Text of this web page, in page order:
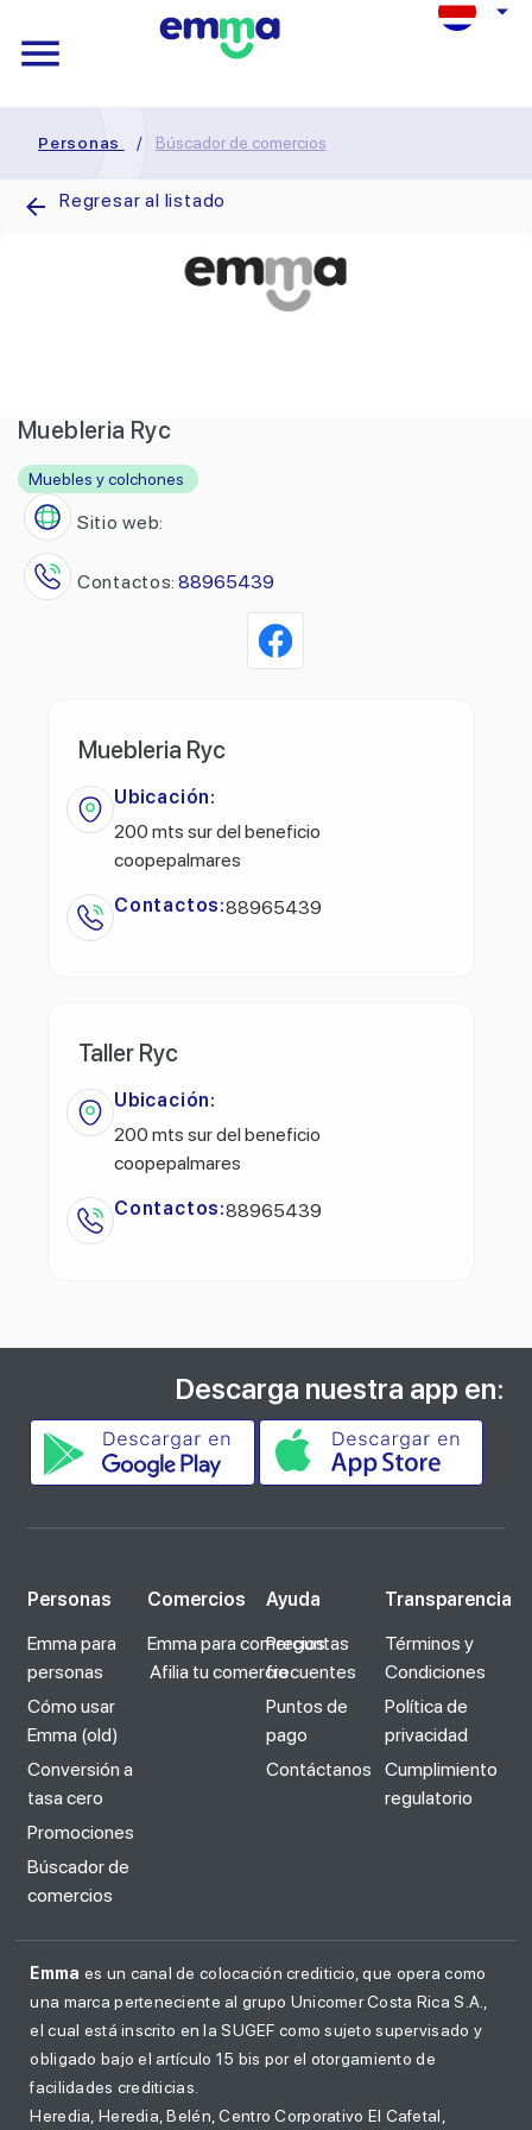
Personas / Búscador de comercios
Regresar al listado
Muebleria Ryc
Muebles y colchones
Sitio web:
Contactos: 88965439
Muebleria Ryc
Ubicación:
200 mts sur del beneficio
coopepalmares
Contactos:88965439
Taller Ryc
Ubicación:
200 mts sur del beneficio
coopepalmares
Contactos:88965439
Descarga nuestra app en:
Personas
Emma para
personas
Cómo usar
Emma (old)
Conversión a
tasa cero
Promociones
Búscador de
comercios
Comercios
Emma para comercios
Afilia tu comercio
Ayuda
Preguntas
frecuentes
Puntos de
pago
Contáctanos
Transparencia
Términos y
Condiciones
Política de
privacidad
Cumplimiento
regulatorio
Emma es un canal de colocación crediticio, que opera como
una marca perteneciente al grupo Unicomer Costa Rica S.A.,
el cual está inscrito en la SUGEF como sujeto supervisado y
obligado bajo el artículo 15 bis por el otorgamiento de
facilidades crediticias.
Heredia, Heredia, Belén, Centro Corporativo El Cafetal,